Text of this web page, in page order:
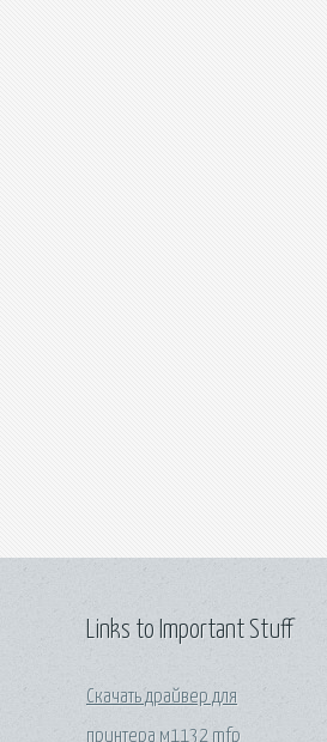
Links to Important Stuff
Скачать драйвер для
принтера м1132 mfp